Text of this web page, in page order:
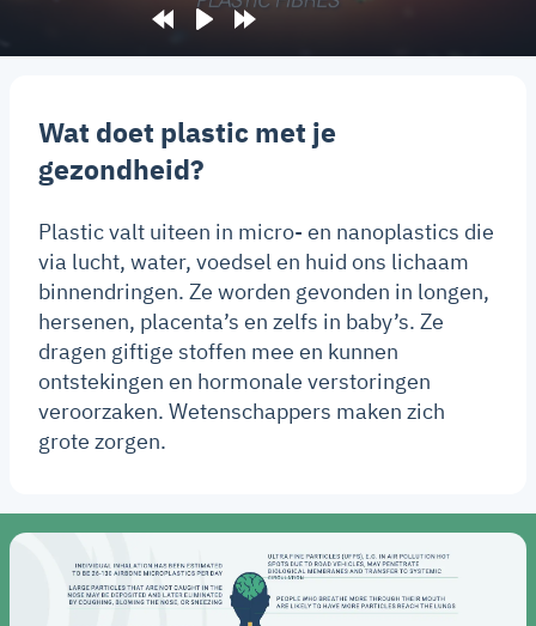
Wat doet plastic met je
gezondheid?
Plastic valt uiteen in micro- en nanoplastics die
via lucht, water, voedsel en huid ons lichaam
binnendringen. Ze worden gevonden in longen,
hersenen, placenta’s en zelfs in baby’s. Ze
dragen giftige stoffen mee en kunnen
ontstekingen en hormonale verstoringen
veroorzaken. Wetenschappers maken zich
grote zorgen.